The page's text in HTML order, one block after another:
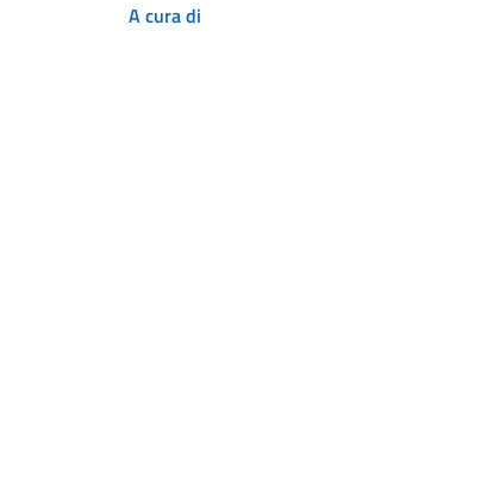
A cura di